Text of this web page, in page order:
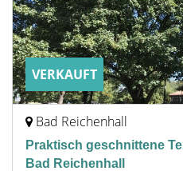
VERKAUFT
Bad Reichenhall
Praktisch geschnittene
Bad Reichenhall